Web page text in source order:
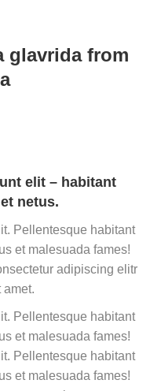
glavrida from
elit – habitant
netus.
Pellentesque habitant
et malesuada fames!
adipiscing elitr
amet.
Pellentesque habitant
et malesuada fames!
Pellentesque habitant
et malesuada fames!